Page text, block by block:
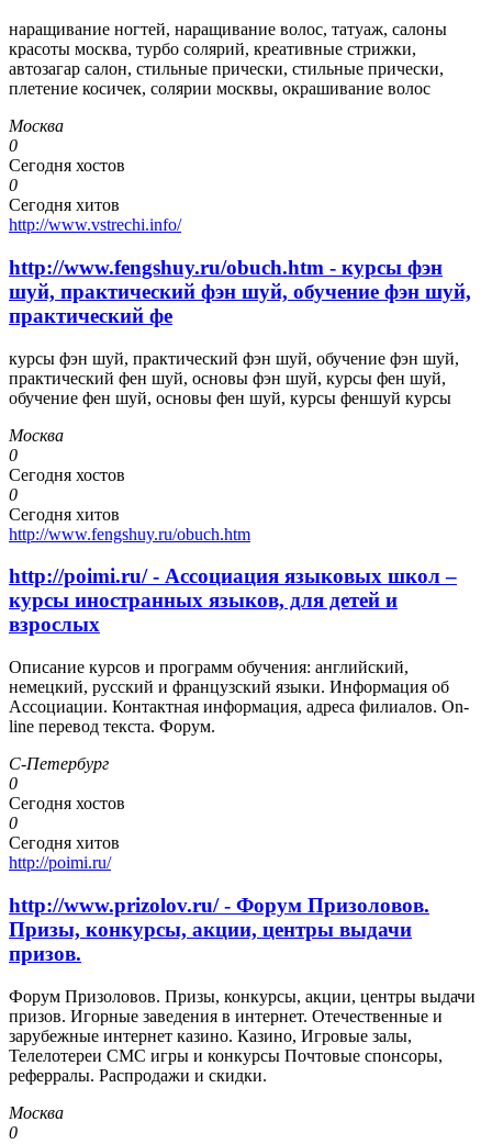
наращивание ногтей, наращивание волос, татуаж, салоны
красоты москва, турбо солярий, креативные стрижки,
автозагар салон, стильные прически, стильные прически,
плетение косичек, солярии москвы, окрашивание волос
Москва
0
Сегодня хостов
0
Сегодня хитов
http://www.vstrechi.info/
http://www.fengshuy.ru/obuch.htm - курсы фэн
шуй, практический фэн шуй, обучение фэн шуй,
практический фе
курсы фэн шуй, практический фэн шуй, обучение фэн шуй,
практический фен шуй, основы фэн шуй, курсы фен шуй,
обучение фен шуй, основы фен шуй, курсы феншуй курсы
Москва
0
Сегодня хостов
0
Сегодня хитов
http://www.fengshuy.ru/obuch.htm
http://poimi.ru/ - Ассоциация языковых школ –
курсы иностранных языков, для детей и
взрослых
Описание курсов и программ обучения: английский,
немецкий, русский и французский языки. Информация об
Ассоциации. Контактная информация, адреса филиалов. On-
line перевод текста. Форум.
С-Петербург
0
Сегодня хостов
0
Сегодня хитов
http://poimi.ru/
http://www.prizolov.ru/ - Форум Призоловов.
Призы, конкурсы, акции, центры выдачи
призов.
Форум Призоловов. Призы, конкурсы, акции, центры выдачи
призов. Игорные заведения в интернет. Отечественные и
зарубежные интернет казино. Казино, Игровые залы,
Телелотереи СМС игры и конкурсы Почтовые спонсоры,
реферралы. Распродажи и скидки.
Москва
0